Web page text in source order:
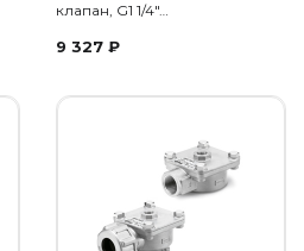
клапан, G1 1/4"…
9 327 ₽